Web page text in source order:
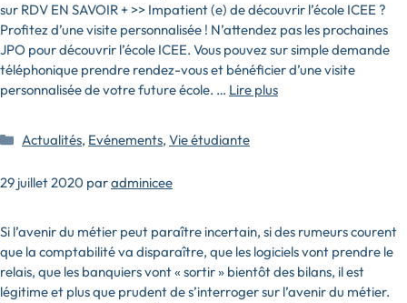
sur RDV EN SAVOIR + >> Impatient (e) de découvrir l’école ICEE ?
Profitez d’une visite personnalisée ! N’attendez pas les prochaines
JPO pour découvrir l’école ICEE. Vous pouvez sur simple demande
téléphonique prendre rendez-vous et bénéficier d’une visite
personnalisée de votre future école. … Lire plus
Catégories
Actualités, Evénements, Vie étudiante
29 juillet 2020 paradminicee
Si l’avenir du métier peut paraître incertain, si des rumeurs courent
que la comptabilité va disparaître, que les logiciels vont prendre le
relais, que les banquiers vont « sortir » bientôt des bilans, il est
légitime et plus que prudent de s’interroger sur l’avenir du métier.